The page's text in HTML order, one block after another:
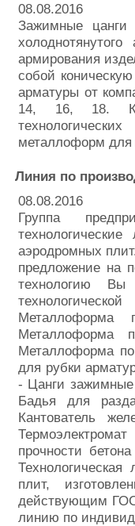
08.08.2016
Зажимные цанги
армирования
собой
арматуры от
14, 16, 18.
металлоформ
Линия по
08.08.2016
Группа
аэродромных
предложение на
технологию Вы
Металлоформа
Металлоформа
для рубки
- Цанги
Бадья для
Кантователь
прочности
плит,
действующим
линию по